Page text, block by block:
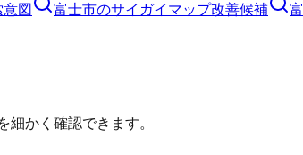
図 富士市のサイガイマップ改善候補
細かく確認できます。